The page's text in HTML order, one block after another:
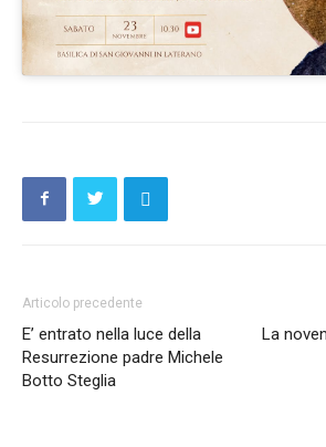
Articolo precedente
E’ entrato nella luce della
Resurrezione padre Michele
Botto Steglia
La